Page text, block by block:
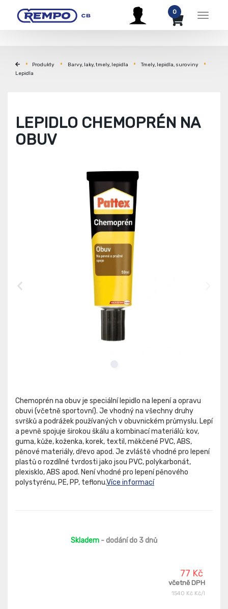
Menu
0
Produkty Barvy, laky, tmely, lepidla
Tmely, lepidla, suroviny
Lepidla
LEPIDLO CHEMOPRÉN NA
OBUV
Chemoprén na obuv je speciální lepidlo na lepení a opravu
obuvi (včetně sportovní). Je vhodný na všechny druhy
svršků a podrážek používaných v obuvnickém průmyslu. Lepí
a pevně spojuje širokou škálu a kombinací materiálů: kov,
guma, kůže, koženka, korek, textil, měkčené PVC, ABS,
pěnové materiály, dřevo apod. Je zvláště vhodné pro lepení
plastů o rozdílné tvrdosti jako jsou PVC, polykarbonát,
plexisklo, ABS apod. Není vhodné pro lepení pěnového
polystyrénu, PE, PP, teflonu.Více informací
Skladem - dodání do 3 dnů
77 Kč
včetně DPH
1540 Kč Kč/l